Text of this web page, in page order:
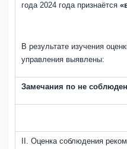
года 2024 года признаётся
В результате изучения
управления выявлены:
Замечания по не
. Оценка соблюдения